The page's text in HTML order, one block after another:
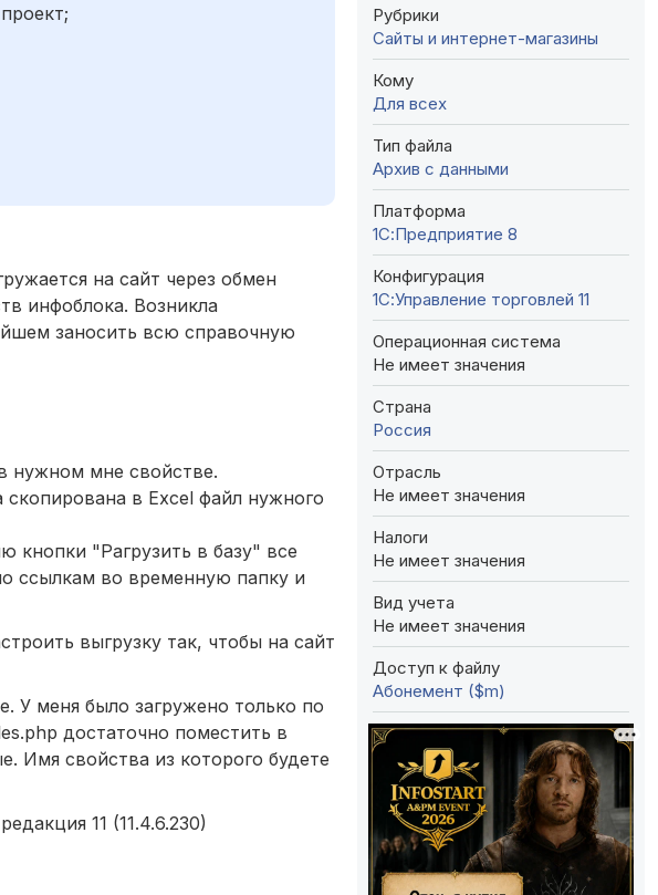
на сайт через обмен
инфоблока. Возникла
заносить всю справочную
нужном мне свойстве.
скопирована в Excel файл нужного
кнопки "Pагрузить в базу" все
ссылкам во временную папку и
выгрузку так, чтобы на сайт
У меня было загружено только по
достаточно поместить в
Имя свойства из которого будете
11 (11.4.6.230)
Рубрики
Сайты и интернет-магазины
Кому
Для всех
Тип файла
Архив с данными
Платформа
1С:Предприятие 8
Конфигурация
1С:Управление торговлей 11
Операционная система
Не имеет значения
Страна
Россия
Отрасль
Не имеет значения
Налоги
Не имеет значения
Вид учета
Не имеет значения
Доступ к файлу
Абонемент ($m)